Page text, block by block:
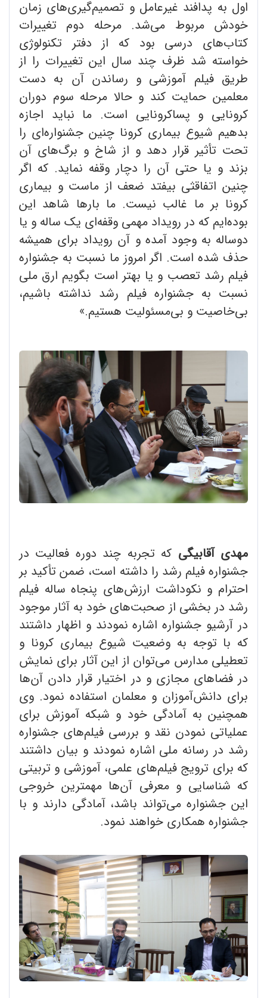
اول به پدافند غیرعامل و تصمیم‌گیری‌های زمان
خودش مربوط می‌شد. مرحله دوم تغییرات
کتاب‌های درسی بود که از دفتر تکنولوژی
خواسته شد ظرف چند سال این تغییرات را از
طریق فیلم آموزشی و رساندن آن به دست
معلمین حمایت کند و حالا مرحله سوم دوران
کرونایی و پساکرونایی است. ما نباید اجازه
بدهیم شیوع بیماری کرونا چنین جشنواره‌ای را
تحت تأثیر قرار دهد و از شاخ و برگ‌های آن
بزند و یا حتی آن را دچار وقفه نماید. که اگر
چنین اتفاقثی بیفتد ضعف از ماست و بیماری
کرونا بر ما غالب نیست. ما بارها شاهد این
بوده‌ایم که در رویداد مهمی وقفه‌ای یک ساله و یا
دوساله به وجود آمده و آن رویداد برای همیشه
حذف شده است. اگر امروز ما نسبت به جشنواره
فیلم رشد تعصب و یا بهتر است بگویم ارق ملی
نسبت به جشنواره فیلم رشد نداشته باشیم،
بی‌خاصیت و بی‌مسئولیت هستیم.»
مهدی آقابیگی که تجربه چند دوره فعالیت در
جشنواره فیلم رشد را داشته است، ضمن تأکید بر
احترام و نکوداشت ارزش‌های پنجاه ساله فیلم
رشد در بخشی از صحبت‌های خود به آثار موجود
در آرشیو جشنواره اشاره نمودند و اظهار داشتند
که با توجه به وضعیت شیوع بیماری کرونا و
تعطیلی مدارس می‌توان از این آثار برای نمایش
در فضاهای مجازی و در اختیار قرار دادن آن‌ها
برای دانش‌آموزان و معلمان استفاده نمود. وی
همچنین به آمادگی خود و شبکه آموزش برای
عملیاتی نمودن نقد و بررسی فیلم‌های جشنواره
رشد در رسانه ملی اشاره نمودند و بیان داشتند
که برای ترویج فیلم‌های علمی، آموزشی و تربیتی
که شناسایی و معرفی آن‌ها مهمترین خروجی
این جشنواره می‌تواند باشد، آمادگی دارند و با
جشنواره همکاری خواهند نمود.